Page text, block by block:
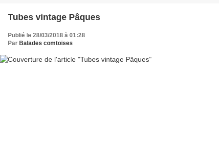
Tubes vintage Pâques
Publié le 28/03/2018 à 01:28
Par Balades comtoises